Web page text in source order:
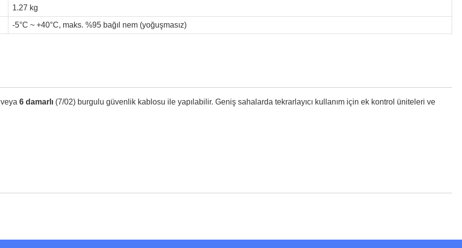
1.27 kg
-5°C ~ +40°C, maks. %95 bağıl nem (yoğuşmasız)
veya 6 damarlı (7/02) burgulu güvenlik kablosu ile yapılabilir. Geniş sahalarda tekrarlayıcı kullanım için ek kontrol üniteleri ve